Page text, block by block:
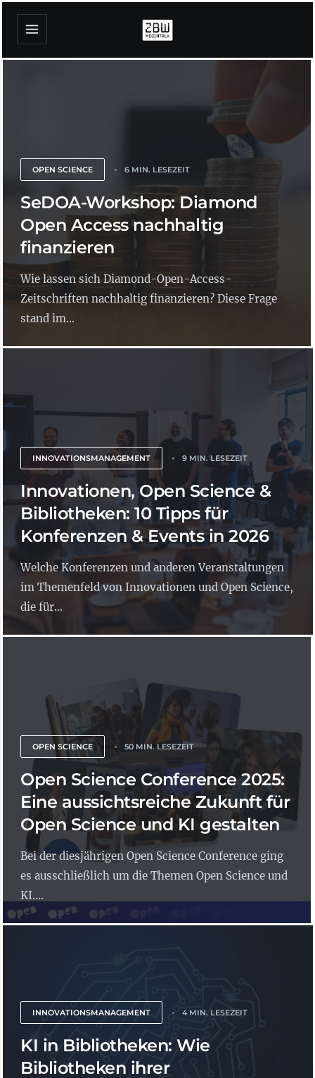
OPEN SCIENCE 6 MIN. LESEZEIT
SeDOA-Workshop: Diamond
Open Access nachhaltig
finanzieren
Wie lassen sich Diamond-Open-Access-
Zeitschriften nachhaltig finanzieren? Diese Frage
stand im...
INNOVATIONSMANAGEMENT 9 MIN. LESEZEIT
Innovationen, Open Science &
Bibliotheken: 10 Tipps für
Konferenzen & Events in 2026
Welche Konferenzen und anderen Veranstaltungen
im Themenfeld von Innovationen und Open Science,
die für...
OPEN SCIENCE 50 MIN. LESEZEIT
Open Science Conference 2025:
Eine aussichtsreiche Zukunft für
Open Science und KI gestalten
Bei der diesjährigen Open Science Conference ging
es ausschließlich um die Themen Open Science und
KI....
INNOVATIONSMANAGEMENT 4 MIN. LESEZEIT
KI in Bibliotheken: Wie
Bibliotheken ihrer